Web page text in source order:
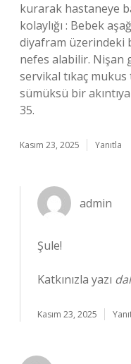
kurarak hastaneye
kolaylığı : Bebek
diyafram üzerindeki
nefes alabilir. Nişan
servikal tıkaç mukus
sümüksü bir
35.
Kasım 23, 2025 Yanıtla
admin
Şule!
Katkınızla yazı
Kasım 23, 2025